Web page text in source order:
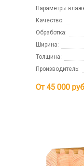
Параметры
Качество:
Обработка:
Ширина:
Толщина:
Производитель:
От 45 000